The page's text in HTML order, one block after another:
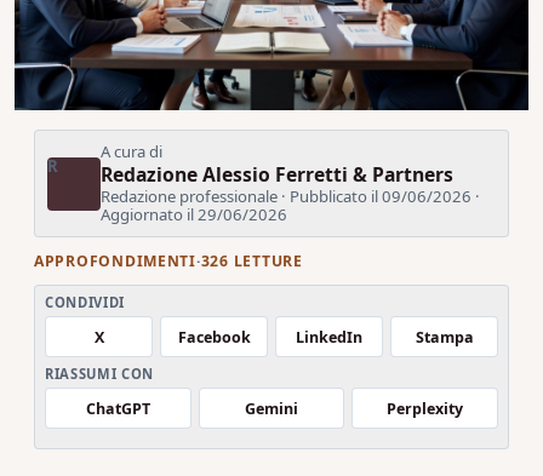
R
A cura di
Redazione Alessio Ferretti & Partners
Redazione professionale · Pubblicato il 09/06/2026 ·
Aggiornato il 29/06/2026
APPROFONDIMENTI·326 LETTURE
CONDIVIDI
X Facebook LinkedIn Stampa
RIASSUMI CON
ChatGPT Gemini Perplexity